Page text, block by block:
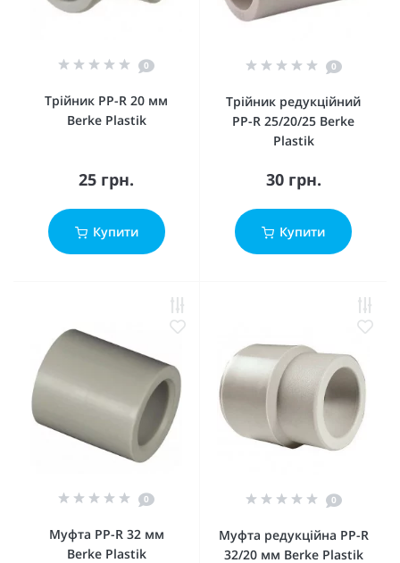
0
Трійник PP-R 20 мм
Berke Plastik
25 грн.
Купити
0
Трійник редукційний
PP-R 25/20/25 Berke
Plastik
30 грн.
Купити
0
Муфта PP-R 32 мм
Berke Plastik
0
Муфта редукційна PP-R
32/20 мм Berke Plastik